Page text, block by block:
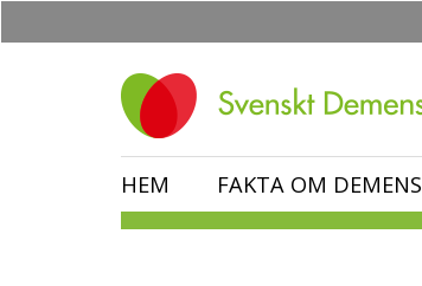
HEM FAKTA OM DEMENS